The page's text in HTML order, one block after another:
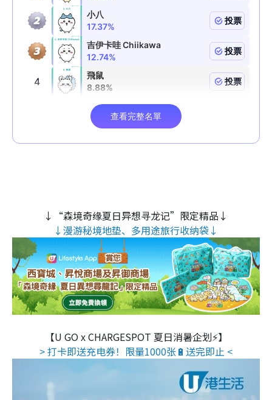
↓“森境奇缘夏日异想寻龙记”限定精品↓
↓漫游秘境地垫、多用途旅行收纳袋↓
【U GO x CHARGESPOT 夏日消暑企划⚡】
> 打卡即送充电券！限量1000张🔋送完即止 <